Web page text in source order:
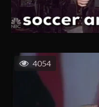
4054